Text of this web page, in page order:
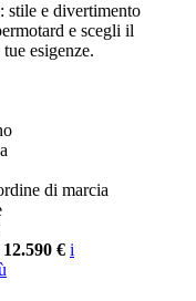
stile e divertimento
e scegli il
esigenze.
di marcia
€ i